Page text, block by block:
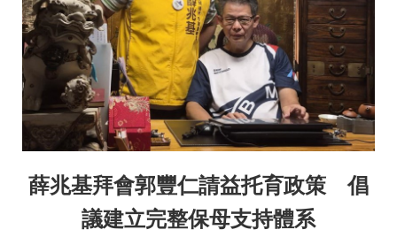
薛兆基拜會郭豐仁請益托育政策 倡
議建立完整保母支持體系